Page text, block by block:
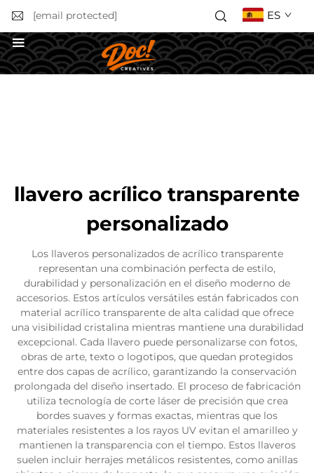
[email protected] ES
llavero acrílico transparente
personalizado
Los llaveros personalizados de acrílico transparente
representan una combinación perfecta de estilo,
durabilidad y personalización en el diseño moderno de
accesorios. Estos artículos versátiles están fabricados con
material acrílico transparente de alta calidad que ofrece
una visibilidad cristalina mientras mantiene una durabilidad
excepcional. Cada llavero puede personalizarse con fotos,
obras de arte, texto o logotipos, que quedan protegidos
entre dos capas de acrílico, garantizando la conservación
prolongada del diseño insertado. El proceso de fabricación
utiliza tecnología de corte láser de precisión que crea
bordes suaves y formas exactas, mientras que los
materiales resistentes a los rayos UV evitan el amarilleo y
mantienen la transparencia con el tiempo. Estos llaveros
suelen incluir herrajes metálicos resistentes, como anillas